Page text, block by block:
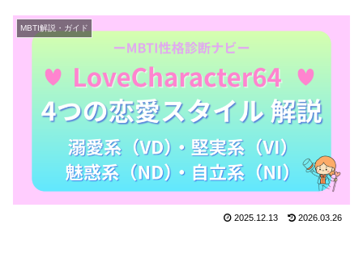
MBTI解説・ガイド
2025.12.13 2026.03.26